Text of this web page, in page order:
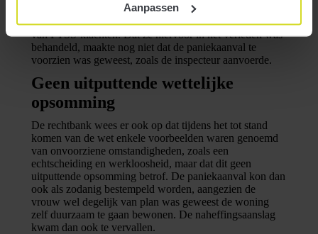
Aanpassen
gehad om de woning te laten opknappen en verbouwen.
Ook was het aannemelijk dat de vrouw last had gehad
van PTSS-klachten. Dat ze hiervoor in het verleden was
behandeld, maakte nog niet dat de paniekaanval te
voorzien was geweest, zoals de inspecteur aanvoerde.
Geen uitputtende wettelijke
opsomming
De rechtbank wees er ook op dat tijdens het tot stand
komen van de wet enkele voorbeelden waren genoemd
van onvoorziene omstandigheden, zoals een
echtscheiding en werkloosheid, maar dat dit geen
uitputtende opsomming betrof. De paniekaanval kon dan
ook als zodanig bestempeld worden, aangezien de
vrouw wel degelijk van plan was geweest de woning
zelf duurzaam te gaan bewonen. De naheffingsaanslag
kwam dan ook te vervallen.